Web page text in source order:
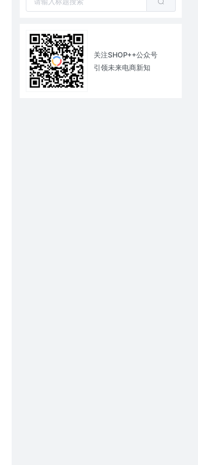
关注SHOP++公众号
引领未来电商新知